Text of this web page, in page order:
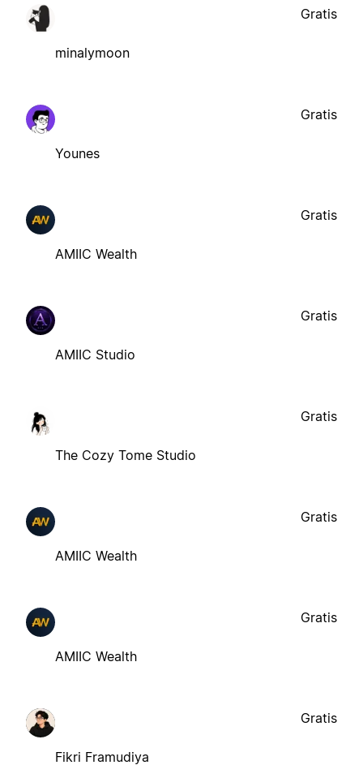
minalymoon
Gratis
Younes
Gratis
AMIIC Wealth
Gratis
AMIIC Studio
Gratis
The Cozy Tome Studio
Gratis
AMIIC Wealth
Gratis
AMIIC Wealth
Gratis
Fikri Framudiya
Gratis